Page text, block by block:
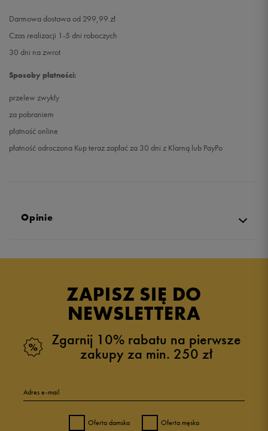
Darmowa dostawa od 299,99 zł
Czas realizacji 1-5 dni roboczych
30 dni na zwrot
Sposoby płatności:
przelew zwykły
za pobraniem
płatność online
płatność odroczona Kup teraz zapłać za 30 dni z Klarną lub PayPo
Opinie
ZAPISZ SIĘ DO
NEWSLETTERA
Zgarnij 10% rabatu na pierwsze
zakupy za min. 250 zł
Adres e-mail
Oferta damska Oferta męska